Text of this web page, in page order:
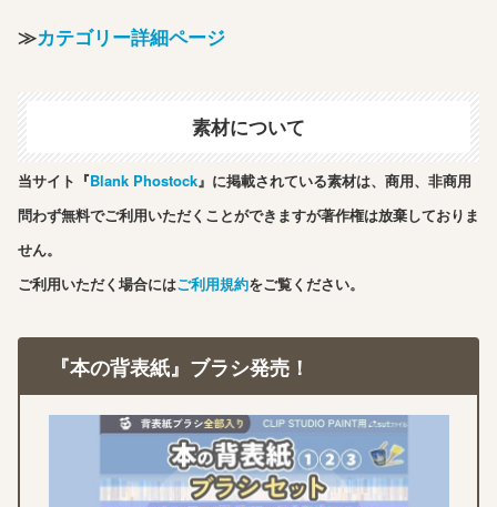
≫カテゴリー詳細ページ
素材について
当サイト『Blank Phostock』に掲載されている素材は、商用、非商用
問わず無料でご利用いただくことができますが著作権は放棄しておりま
せん。
ご利用いただく場合にはご利用規約をご覧ください。
『本の背表紙』ブラシ発売！